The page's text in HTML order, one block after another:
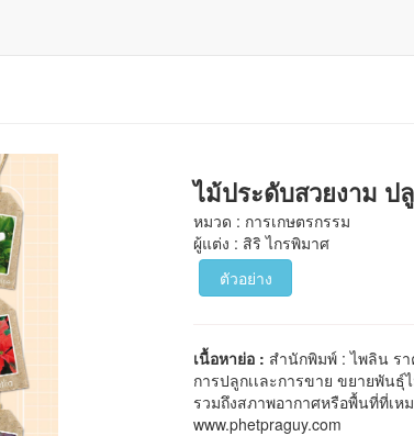
ไม้ประดับสวยงาม ป
หมวด : การเกษตรกรรม
ผู้แต่ง : สิริ ไกรพิมาศ
ตัวอย่าง
เนื้อหาย่อ : สำนักพิมพ์ : ไพลิน รา
การปลูกเเละการขาย ขยายพัน
รวมถึงสภาพอากาศหรือพื้นที่ที่เห
www.phetpraguy.com